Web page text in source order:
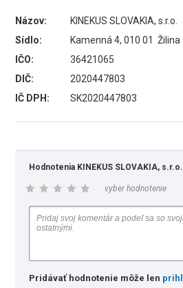
Názov:
KINEKUS SLOVAKIA, s.r.o.
Sídlo:
Kamenná 4, 010 01 Žilina
IČO:
36421065
DIČ:
2020447803
IČ DPH:
SK2020447803
Hodnotenia KINEKUS SLOVAKIA, s.r.o.
vyber hodnotenie
Pridávať hodnotenie môže len